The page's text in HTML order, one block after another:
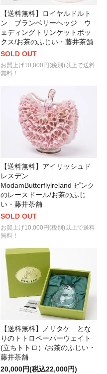
【送料無料】ロイヤルドルト
ン ブランベリーヘッジ ウ
ェディングトリンケットボッ
クス/お茶のふじい・藤井茶舗
SOLD OUT
お買上げ10,000円(税別)以上で送料
無料！
【送料無料】アイリッシュド
レスデン
ModamButterflylreland ピンク
のレースドール/お茶のふじ
い・藤井茶舗
SOLD OUT
お買上げ10,000円(税別)以上で送料
無料！
【送料無料】ノリタケ とな
りのトトロペーパーウェイト
(立ちトトロ）/お茶のふじい・
藤井茶舗
20,000円(税込22,000円)